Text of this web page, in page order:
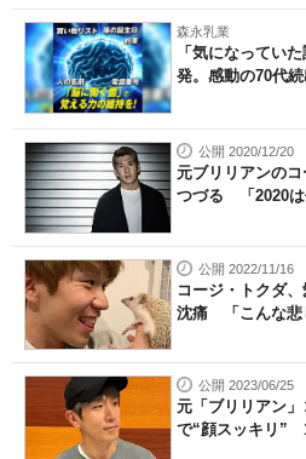
森永乳業
「気になってい
発。感動の70代続
公開 2020/12/20
元ブリリアンの
つづる 「2020は
公開 2022/11/16
コージ・トクダ
沈痛 「こんな悲
公開 2023/06/25
元「ブリリアン
で“顔スッキリ”